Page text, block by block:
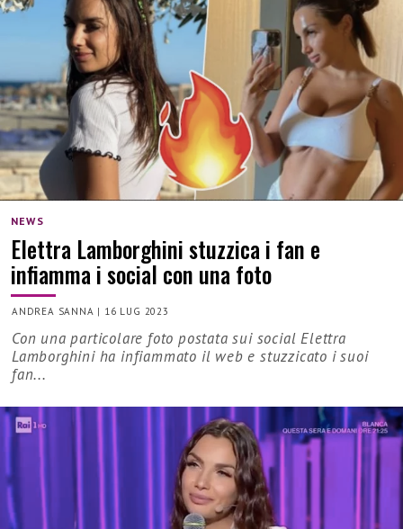
NEWS
Elettra Lamborghini stuzzica i fan e
infiamma i social con una foto
ANDREA SANNA | 16 LUG 2023
Con una particolare foto postata sui social Elettra
Lamborghini ha infiammato il web e stuzzicato i suoi
fan...